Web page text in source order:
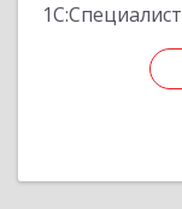
1С:Специалист